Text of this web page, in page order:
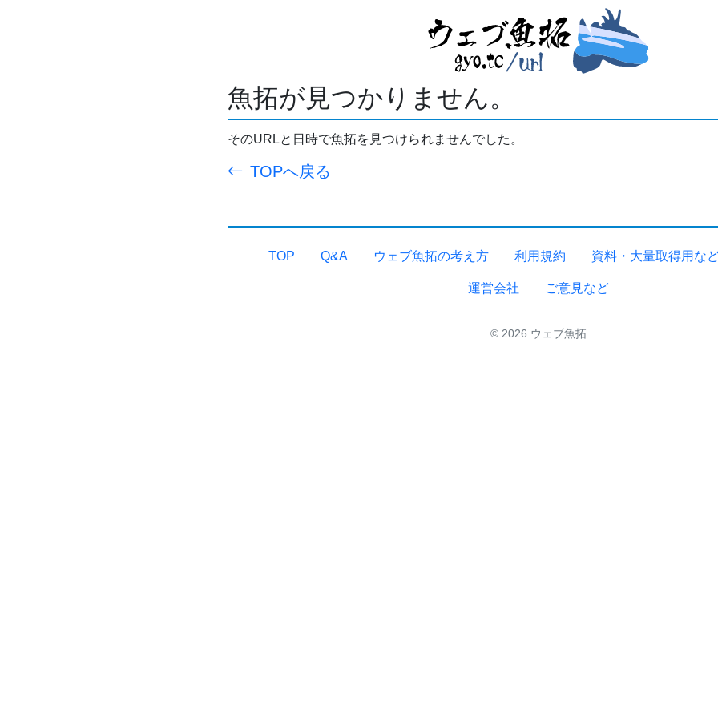
魚拓が見つかりません。
そのURLと日時で魚拓を見つけられませんでした。
TOPへ戻る
TOP Q&A ウェブ魚拓の考え方 利用規約 資料・大量取得用な
運営会社 ご意見など
© 2026 ウェブ魚拓